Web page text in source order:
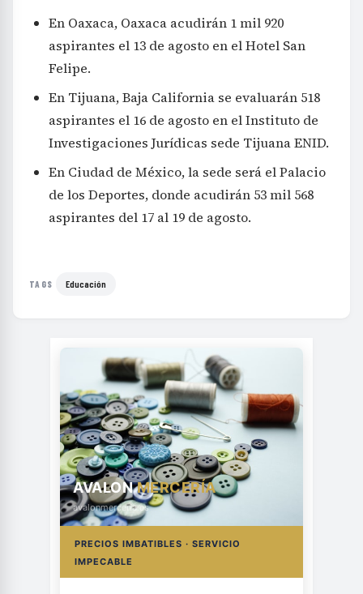
En Oaxaca, Oaxaca acudirán 1 mil 920
aspirantes el 13 de agosto en el Hotel San
Felipe.
En Tijuana, Baja California se evaluarán 518
aspirantes el 16 de agosto en el Instituto de
Investigaciones Jurídicas sede Tijuana ENID.
En Ciudad de México, la sede será el Palacio
de los Deportes, donde acudirán 53 mil 568
aspirantes del 17 al 19 de agosto.
TAGS Educación
AVALONMERCERÍA
avalonmerceria.es
PRECIOS IMBATIBLES · SERVICIO
IMPECABLE